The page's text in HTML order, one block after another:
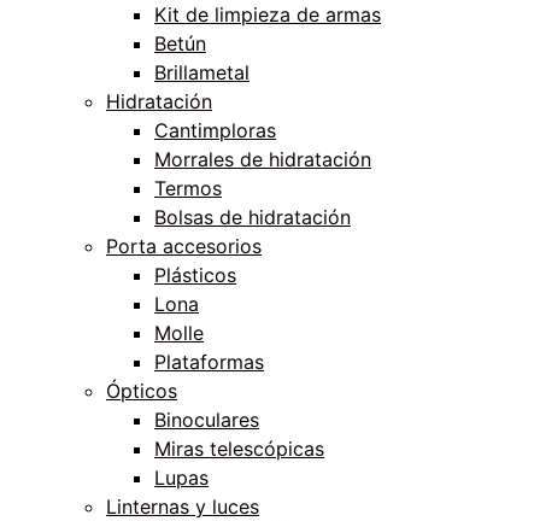
Kit de limpieza de armas
Betún
Brillametal
Hidratación
Cantimploras
Morrales de hidratación
Termos
Bolsas de hidratación
Porta accesorios
Plásticos
Lona
Molle
Plataformas
Ópticos
Binoculares
Miras telescópicas
Lupas
Linternas y luces